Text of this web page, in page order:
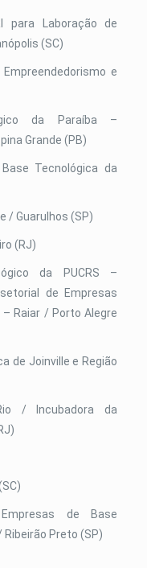
para Laboração de
(SC)
e
da Paraíba –
Grande (PB)
Tecnológica da
/ Guarulhos (SP)
(RJ)
da PUCRS –
de Empresas
– Raiar / Porto Alegre
de Joinville e Região
/ Incubadora da
de Base
Preto (SP)